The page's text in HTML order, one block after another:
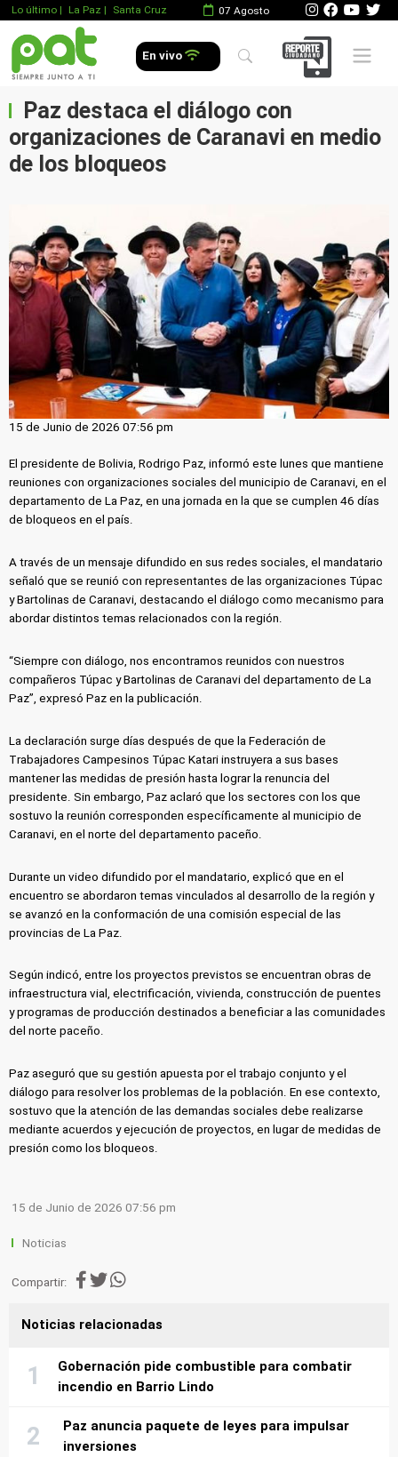
Lo último | La Paz | Santa Cruz 07 Agosto
En vivo Mobile
Paz destaca el diálogo con
organizaciones de Caranavi en medio
de los bloqueos
15 de Junio de 2026 07:56 pm
El presidente de Bolivia, Rodrigo Paz, informó este lunes que mantiene
reuniones con organizaciones sociales del municipio de Caranavi, en el
departamento de La Paz, en una jornada en la que se cumplen 46 días
de bloqueos en el país.
A través de un mensaje difundido en sus redes sociales, el mandatario
señaló que se reunió con representantes de las organizaciones Túpac
y Bartolinas de Caranavi, destacando el diálogo como mecanismo para
abordar distintos temas relacionados con la región.
“Siempre con diálogo, nos encontramos reunidos con nuestros
compañeros Túpac y Bartolinas de Caranavi del departamento de La
Paz”, expresó Paz en la publicación.
La declaración surge días después de que la Federación de
Trabajadores Campesinos Túpac Katari instruyera a sus bases
mantener las medidas de presión hasta lograr la renuncia del
presidente. Sin embargo, Paz aclaró que los sectores con los que
sostuvo la reunión corresponden específicamente al municipio de
Caranavi, en el norte del departamento paceño.
Durante un video difundido por el mandatario, explicó que en el
encuentro se abordaron temas vinculados al desarrollo de la región y
se avanzó en la conformación de una comisión especial de las
provincias de La Paz.
Según indicó, entre los proyectos previstos se encuentran obras de
infraestructura vial, electrificación, vivienda, construcción de puentes
y programas de producción destinados a beneficiar a las comunidades
del norte paceño.
Paz aseguró que su gestión apuesta por el trabajo conjunto y el
diálogo para resolver los problemas de la población. En ese contexto,
sostuvo que la atención de las demandas sociales debe realizarse
mediante acuerdos y ejecución de proyectos, en lugar de medidas de
presión como los bloqueos.
15 de Junio de 2026 07:56 pm
Noticias
Compartir:
Noticias relacionadas
Gobernación pide combustible para combatir
incendio en Barrio Lindo
Paz anuncia paquete de leyes para impulsar
inversiones